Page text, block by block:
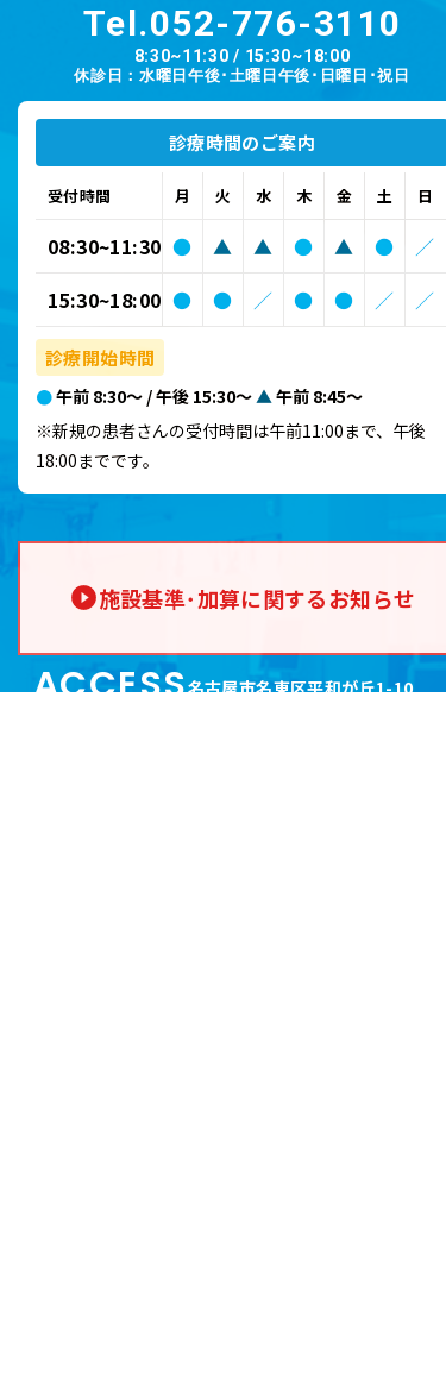
Tel.052-776-3110
8:30~11:30 / 15:30~18:00
休診日：水曜日午後･土曜日午後･日曜日･祝日
診療時間のご案内
受付時間 月 火 水 木 金 土 日
08:30~11:30 ● ▲ ▲ ● ▲ ●
／
15:30~18:00 ● ● ／ ● ● ／ ／
診療開始時間
●午前 8:30～ / 午後 15:30～ ▲ 午前 8:45～
※新規の患者さんの受付時間は午前11:00まで、午後
18:00までです。
施設基準･加算に関するお知らせ
ACCESS名古屋市名東区平和が丘1-10